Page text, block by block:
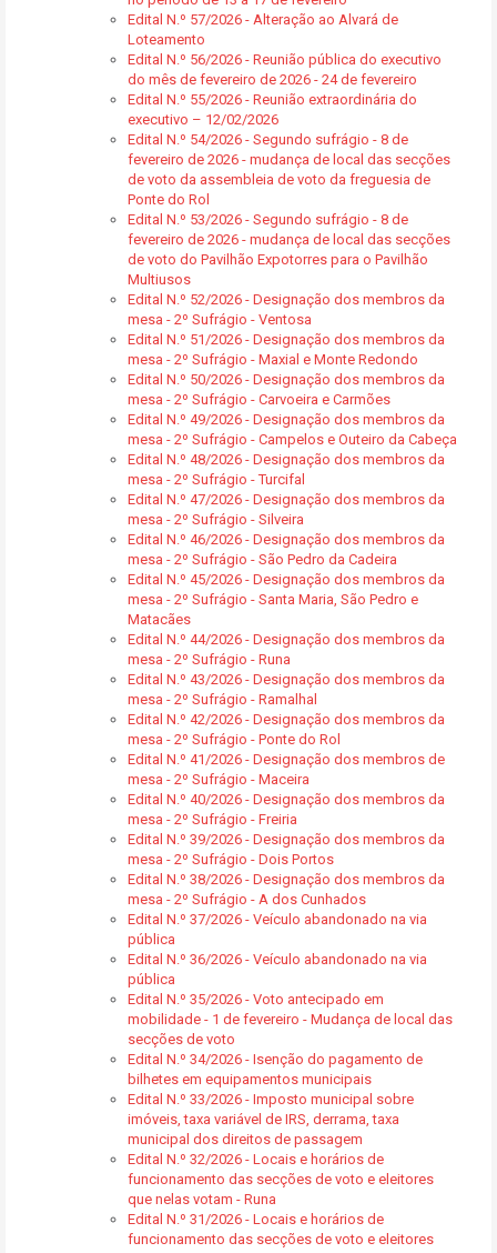
Edital N.º 57/2026 - Alteração ao Alvará de
Loteamento
Edital N.º 56/2026 - Reunião pública do executivo
do mês de fevereiro de 2026 - 24 de fevereiro
Edital N.º 55/2026 - Reunião extraordinária do
executivo – 12/02/2026
Edital N.º 54/2026 - Segundo sufrágio - 8 de
fevereiro de 2026 - mudança de local das secções
de voto da assembleia de voto da freguesia de
Ponte do Rol
Edital N.º 53/2026 - Segundo sufrágio - 8 de
fevereiro de 2026 - mudança de local das secções
de voto do Pavilhão Expotorres para o Pavilhão
Multiusos
Edital N.º 52/2026 - Designação dos membros da
mesa - 2º Sufrágio - Ventosa
Edital N.º 51/2026 - Designação dos membros da
mesa - 2º Sufrágio - Maxial e Monte Redondo
Edital N.º 50/2026 - Designação dos membros da
mesa - 2º Sufrágio - Carvoeira e Carmões
Edital N.º 49/2026 - Designação dos membros da
mesa - 2º Sufrágio - Campelos e Outeiro da Cabeça
Edital N.º 48/2026 - Designação dos membros da
mesa - 2º Sufrágio - Turcifal
Edital N.º 47/2026 - Designação dos membros da
mesa - 2º Sufrágio - Silveira
Edital N.º 46/2026 - Designação dos membros da
mesa - 2º Sufrágio - São Pedro da Cadeira
Edital N.º 45/2026 - Designação dos membros da
mesa - 2º Sufrágio - Santa Maria, São Pedro e
Matacães
Edital N.º 44/2026 - Designação dos membros da
mesa - 2º Sufrágio - Runa
Edital N.º 43/2026 - Designação dos membros da
mesa - 2º Sufrágio - Ramalhal
Edital N.º 42/2026 - Designação dos membros da
mesa - 2º Sufrágio - Ponte do Rol
Edital N.º 41/2026 - Designação dos membros de
mesa - 2º Sufrágio - Maceira
Edital N.º 40/2026 - Designação dos membros da
mesa - 2º Sufrágio - Freiria
Edital N.º 39/2026 - Designação dos membros da
mesa - 2º Sufrágio - Dois Portos
Edital N.º 38/2026 - Designação dos membros da
mesa - 2º Sufrágio - A dos Cunhados
Edital N.º 37/2026 - Veículo abandonado na via
pública
Edital N.º 36/2026 - Veículo abandonado na via
pública
Edital N.º 35/2026 - Voto antecipado em
mobilidade - 1 de fevereiro - Mudança de local das
secções de voto
Edital N.º 34/2026 - Isenção do pagamento de
bilhetes em equipamentos municipais
Edital N.º 33/2026 - Imposto municipal sobre
imóveis, taxa variável de IRS, derrama, taxa
municipal dos direitos de passagem
Edital N.º 32/2026 - Locais e horários de
funcionamento das secções de voto e eleitores
que nelas votam - Runa
Edital N.º 31/2026 - Locais e horários de
funcionamento das secções de voto e eleitores